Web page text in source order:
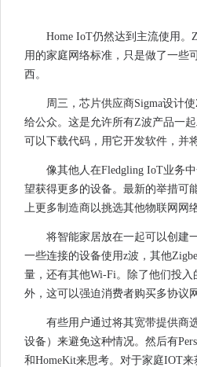
Home IoT仍然达到主流使用。
用的家庭网络标准，只是做了一些
西。
周三，芯片供应商Sigma设计
给公众。这是允许所有Z波产品一
可以下载代码，用它开发软件，并
像其他人在Fledgling IoT业务
望获得更多的设备。最新的举措可
上更多制造商以挑选其他物联网网
将智能家居放在一起可以创建
一些连接的设备使用z波，其他
量，还有其他Wi-Fi。除了他们投入
外，这可以强迫消费者购买多协议
有些用户通过将其宽带提供商
设备）来避免这种情况。然后有
和HomeKit来思考。对于家庭IOT